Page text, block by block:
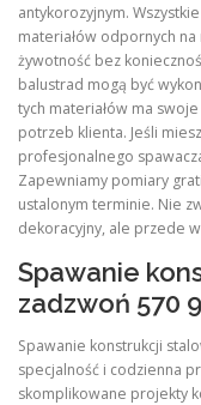
antykorozyjnym.
materiałów odpornych na
żywotność bez
balustrad mogą być
tych materiałów ma
potrzeb klienta. Jeśli
profesjonalnego
Zapewniamy pomiary
ustalonym terminie. Nie
dekoracyjny, ale przede
Spawanie
zadzwoń 570
Spawanie konstrukcji
specjalność i codzienna
skomplikowane projekty